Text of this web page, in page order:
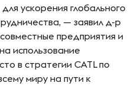
ускорения глобального
— заявил д-р
предприятия и
использование
в стратегии CATL по
миру на пути к